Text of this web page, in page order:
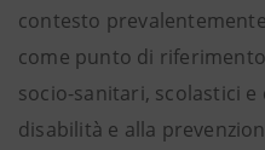
contesto
come punto di
socio-sanitari, scolastici
disabilità e alla